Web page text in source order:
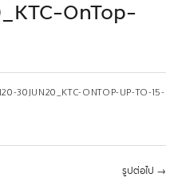
OnTop-
30JUN20_KTC-ONTOP-UP-TO-15-
รูปต่อไป →